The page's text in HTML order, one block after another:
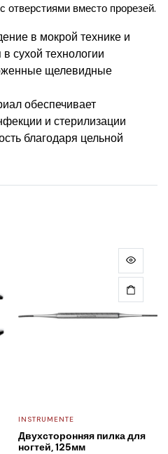
отверстиями вместо прорезей.
в мокрой технике и
сухой технологии
щелевидные
обеспечивает
и стерилизации
благодаря цельной
INSTRUMENTE
Двухсторонняя пилка для
ногтей, 125мм